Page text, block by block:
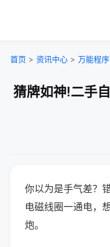
首页 > 资讯中心 > 万能程序
猜牌如神!二手
你以为是手气差？
电磁线圈一通电，
炮。